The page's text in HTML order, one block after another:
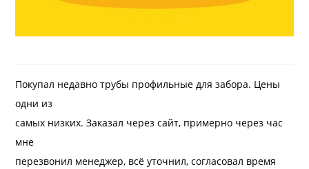
Покупал недавно трубы профильные для забора. Цены
одни из
самых низких. Заказал через сайт, примерно через час
мне
перезвонил менеджер, всё уточнил, согласовал время